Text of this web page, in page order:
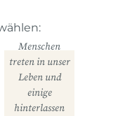
Menschen
treten in unser
Leben und
einige
hinterlassen